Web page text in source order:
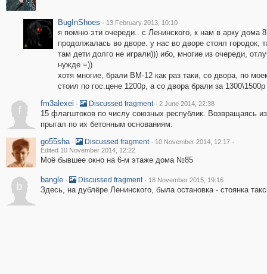
BugInShoes · 13 February 2013, 10:10
я помню эти очереди.. с Ленинского, к нам в арку дома
продолжалась во дворе. у нас во дворе стоял городок,
там дети долго не играли))) ибо, многие из очереди,
нужде =))
хотя многие, брали ВМ-12 как раз таки, со двора, по
стоил по гос.цене 1200р, а со двора брали за
f
fm3alexei · Discussed fragment · 2 June 2014, 22:38
15 флагштоков по числу союзных республик. Возвращаясь
прыгал по их бетонным основаниям.
go55sha · Discussed fragment · 10 November 2014, 12:17 ·
Edited 10 November 2014, 12:22
Моё бывшее окно на 6-м этаже дома №85
b
bangle · Discussed fragment · 18 November 2015, 19:16
Здесь, на дублёре Ленинского, была остановка - стоянка